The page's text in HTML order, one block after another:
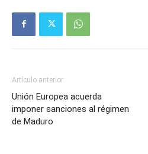
Artículo anterior
Unión Europea acuerda
imponer sanciones al régimen
de Maduro